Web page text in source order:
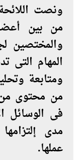
ونصت
من بين
والمختصين
المهام
ومتابعة
من محتوى من
فى الوسائل
مدى
عملها.